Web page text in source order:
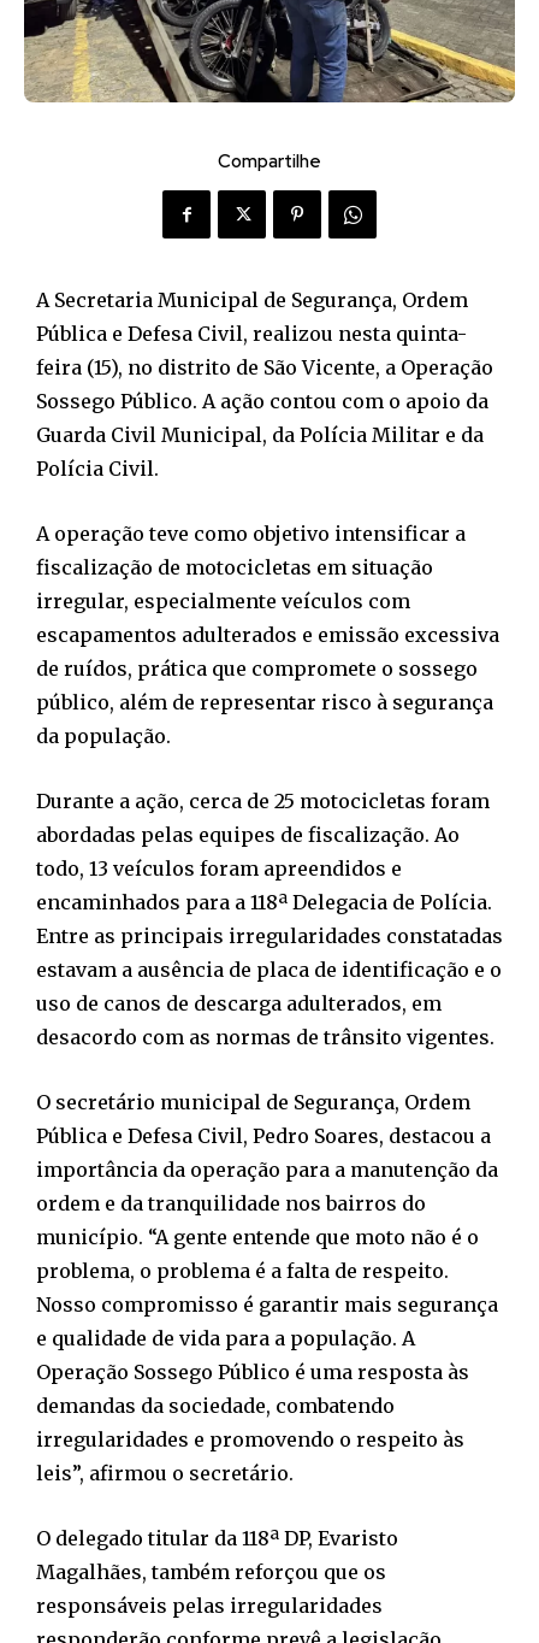
Compartilhe
A Secretaria Municipal de Segurança, Ordem
Pública e Defesa Civil, realizou nesta quinta-
feira (15), no distrito de São Vicente, a Operação
Sossego Público. A ação contou com o apoio da
Guarda Civil Municipal, da Polícia Militar e da
Polícia Civil.
A operação teve como objetivo intensificar a
fiscalização de motocicletas em situação
irregular, especialmente veículos com
escapamentos adulterados e emissão excessiva
de ruídos, prática que compromete o sossego
público, além de representar risco à segurança
da população.
Durante a ação, cerca de 25 motocicletas foram
abordadas pelas equipes de fiscalização. Ao
todo, 13 veículos foram apreendidos e
encaminhados para a 118ª Delegacia de Polícia.
Entre as principais irregularidades constatadas
estavam a ausência de placa de identificação e o
uso de canos de descarga adulterados, em
desacordo com as normas de trânsito vigentes.
O secretário municipal de Segurança, Ordem
Pública e Defesa Civil, Pedro Soares, destacou a
importância da operação para a manutenção da
ordem e da tranquilidade nos bairros do
município. “A gente entende que moto não é o
problema, o problema é a falta de respeito.
Nosso compromisso é garantir mais segurança
e qualidade de vida para a população. A
Operação Sossego Público é uma resposta às
demandas da sociedade, combatendo
irregularidades e promovendo o respeito às
leis”, afirmou o secretário.
O delegado titular da 118ª DP, Evaristo
Magalhães, também reforçou que os
responsáveis pelas irregularidades